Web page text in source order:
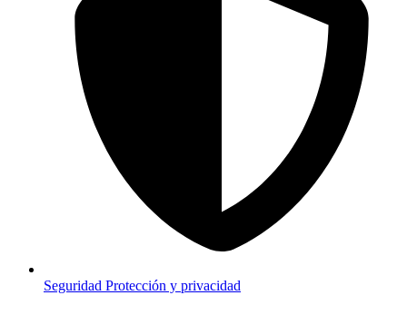
Seguridad Protección y privacidad